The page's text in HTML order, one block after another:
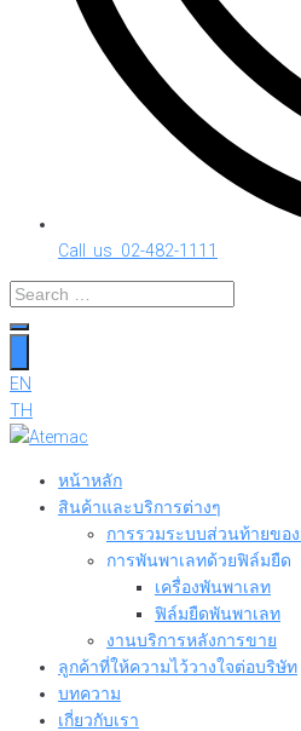
Call us 02-482-1111
EN
TH
หน้าหลัก
สินค้าและบริการต่างๆ
การรวมระบบส่วนท้ายขอ
การพันพาเลทด้วยฟิล์มยืด
เครื่องพันพาเลท
ฟิล์มยืดพันพาเลท
งานบริการหลังการขาย
ลูกค้าที่ให้ความไว้วางใจต่อบริษัท
บทความ
เกี่ยวกับเรา